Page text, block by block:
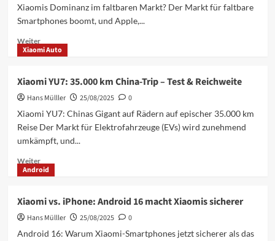
China
–
Unterschiede
aufgedeckt
Xiaomis Dominanz im faltbaren Markt? Der Markt für faltbare
Smartphones boomt, und Apple,...
WeiterMehr
Informationen
Fold
vs.
Xiaomi:
führt
den
Markt
an?
Xiaomi Auto
Xiaomi YU7: 35.000 km China-Trip – Test & Reichweite
Hans Mülller 25/08/2025
0
Xiaomi YU7: Chinas Gigant auf Rädern auf epischer 35.000 km
Reise Der Markt für Elektrofahrzeuge (EVs) wird zunehmend
umkämpft, und...
WeiterMehr
Informationen
YU7:
35.000
km
Android
Xiaomi vs. iPhone: Android 16 macht Xiaomis sicherer
Hans Mülller 25/08/2025
0
Android 16: Warum Xiaomi-Smartphones jetzt sicherer als das